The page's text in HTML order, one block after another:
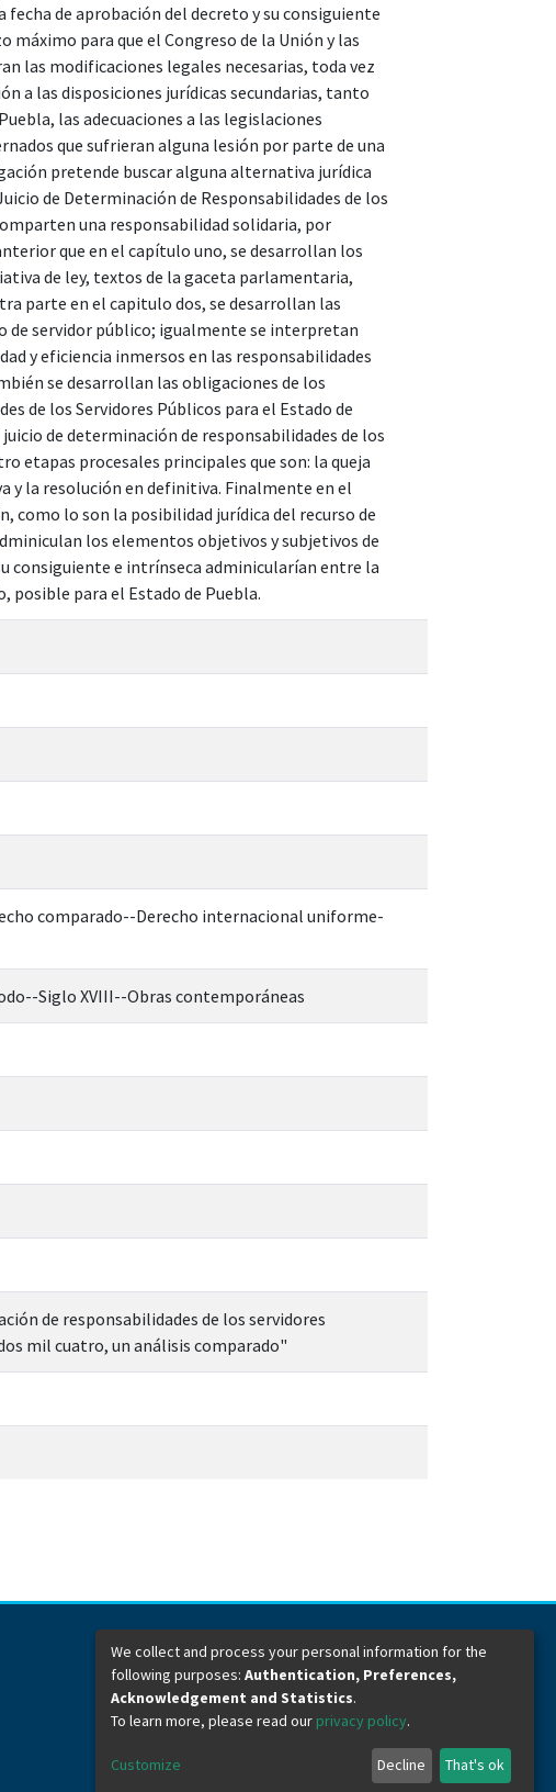
de aprobación del decreto y su consiguiente
máximo para que el Congreso de la Unión y las
las modificaciones legales necesarias, toda vez
a las disposiciones jurídicas secundarias, tanto
las adecuaciones a las legislaciones
que sufrieran alguna lesión por parte de una
pretende buscar alguna alternativa jurídica
de Determinación de Responsabilidades de los
una responsabilidad solidaria, por
que en el capítulo uno, se desarrollan los
de ley, textos de la gaceta parlamentaria,
parte en el capitulo dos, se desarrollan las
de servidor público; igualmente se interpretan
y eficiencia inmersos en las responsabilidades
se desarrollan las obligaciones de los
de los Servidores Públicos para el Estado de
de determinación de responsabilidades de los
etapas procesales principales que son: la queja
la resolución en definitiva. Finalmente en el
como lo son la posibilidad jurídica del recurso de
los elementos objetivos y subjetivos de
consiguiente e intrínseca adminicularían entre la
para el Estado de Puebla.
comparado--Derecho internacional uniforme-
Siglo XVIII--Obras contemporáneas
de responsabilidades de los servidores
mil cuatro, un análisis comparado"
Dirección General de Bibliotecas
Boulevard Valsequillo y Av. de las Torres
Ciudad Universitaria. Col. San Manuel
C.P. 72570
We collect and process your personal information for the
following purposes: Authentication, Preferences,
Acknowledgement and Statistics.
To learn more, please read our privacy policy.
Customize Decline That's ok